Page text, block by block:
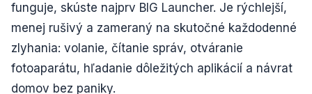
funguje, skúste najprv BIG Launcher. Je rýchlejší,
menej rušivý a zameraný na skutočné každodenné
zlyhania: volanie, čítanie správ, otváranie
fotoaparátu, hľadanie dôležitých aplikácií a návrat
domov bez paniky.